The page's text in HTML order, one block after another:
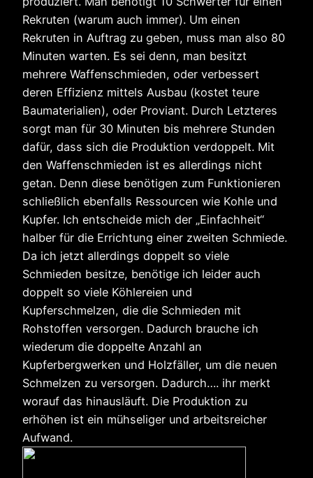
Rekruten (warum auch immer). Um einen
Rekruten in Auftrag zu geben, muss man also 80
Minuten warten. Es sei denn, man besitzt
mehrere Waffenschmieden, oder verbessert
deren Effizienz mittels Ausbau (kostet teure
Baumaterialien), oder Proviant. Durch Letzteres
sorgt man für 30 Minuten bis mehrere Stunden
dafür, dass sich die Produktion verdoppelt. Mit
den Waffenschmieden ist es allerdings nicht
getan. Denn diese benötigen zum Funktionieren
schließlich ebenfalls Ressourcen wie Kohle und
Kupfer. Ich entscheide mich der „Einfachheit“
halber für die Errichtung einer zweiten Schmiede.
Da ich jetzt allerdings doppelt so viele
Schmieden besitze, benötige ich leider auch
doppelt so viele Köhlereien und
Kupferschmelzen, die die Schmieden mit
Rohstoffen versorgen. Dadurch brauche ich
wiederum die doppelte Anzahl an
Kupferbergwerken und Holzfäller, um die neuen
Schmelzen zu versorgen. Dadurch…. ihr merkt
worauf das hinausläuft. Die Produktion zu
erhöhen ist ein mühseliger und arbeitsreicher
Aufwand.